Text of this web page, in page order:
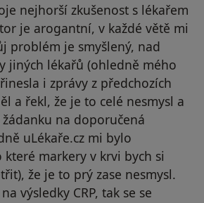
nejhorší zkušenost s lékařem
je arogantní, v každé větě mi
problém je smyšlený, nad
jiných lékařů (ohledně mého
i zprávy z předchozích
a řekl, že je to celé nesmysl a
na doporučená
uLékaře.cz mi bylo
markery v krvi bych si
že je to prý zase nesmysl.
výsledky CRP, tak se se